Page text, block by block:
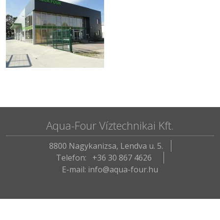
Aqua-Four Víztechnikai Kft.
8800 Nagykanizsa, Lendva u. 5.
Telefon:
+36 30 867 4626
E-mail: info@aqua-four.hu